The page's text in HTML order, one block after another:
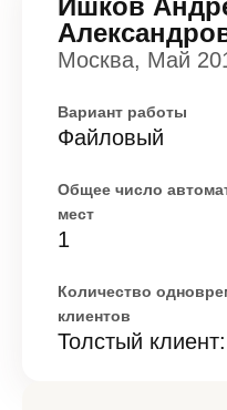
Ишков
Москва, Май
Вариант работы
Файловый
Общее число
мест
1
Количество
клиентов
Толстый